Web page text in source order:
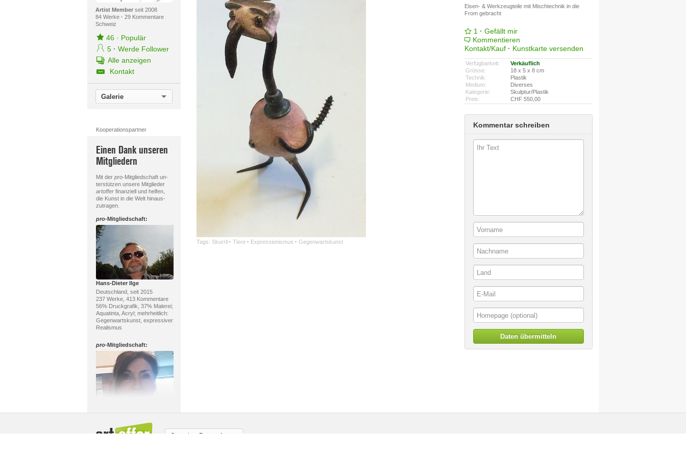
Artist Memberseit 2008
84 Werke · 29 Kommentare
Schweiz
46· Populär
5 · Werde Follower
Alle anzeigen
Kontakt
Galerie
Kooperationspartner
Einen Dank unseren
Mitgliedern
Mit der pro-Mitgliedschaft un-
terstützen unsere Mitglieder
artofferfinanziell und helfen,
die Kunst in die Welt hinaus-
zutragen.
pro-Mitgliedschaft:
Hans-Dieter Ilge
Deutschland, seit 2015
237 Werke, 413 Kommentare
56% Druckgrafik, 37% Malerei;
Aquatinta, Acryl; mehrheitlich:
Gegenwartskunst, expressiver
Realismus
pro-Mitgliedschaft:
25 Werke, 3 Kommentare
100% Malerei; Acryl;
Tags: Skurril · Tiere · Expressionismus · Gegenwartskunst
Eisen- & Werkzeugteile mit Mischtechnik in die
From gebracht
1 · Gefällt mir
Kommentieren
Kontakt/Kauf · Kunstkarte versenden
Verfügbarkeit:
Verkäuflich
Grösse:
18 x 5 x 8 cm
Technik:
Plastik
Medium:
Diverses
Kategorie:
Skulptur/Plastik
Preis:
CHF 550,00
Kommentar schreiben
Daten übermitteln
Sprache: Deutsch